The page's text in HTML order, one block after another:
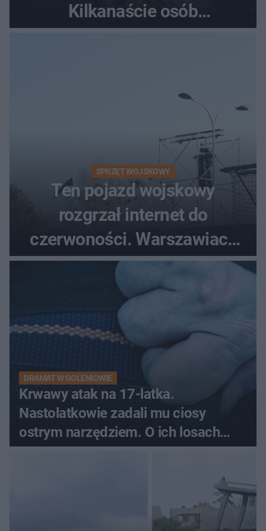
Kilkanaście osób
SPRZĘT WOJSKOWY
Ten pojazd wojskowy
rozgrzał internet do
czerwoności. Warszawiacy
pytali, czy to Mad Max!
DRAMAT W GOLENIOWIE
Krwawy atak na 17-latka.
Nastolatkowie zadali mu ciosy
ostrym narzędziem. O ich losach
zdecyduje sąd rodzinny